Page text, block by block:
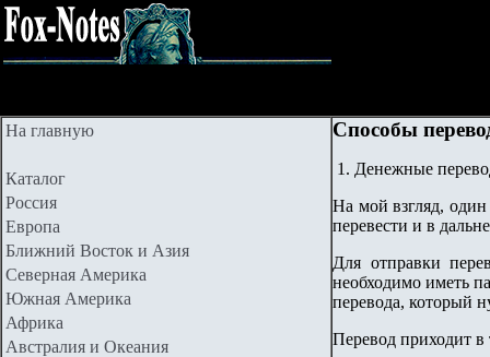
На главную
Каталог
Россия
Европа
Ближний Восток и Азия
Северная Америка
Южная Америка
Африка
Австралия и Океания
Способы
1. Денежные
На мой взгляд,
перевести и в
Для отправки
необходимо иметь
перевода, который
Перевод приходит в